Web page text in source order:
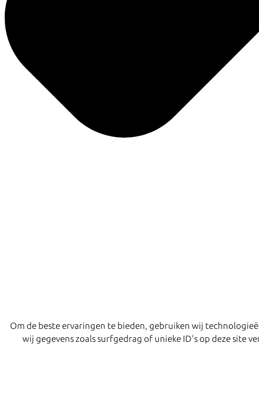
Om de beste ervaringen te bieden, gebruiken wij
wij gegevens zoals surfgedrag of unieke ID's op deze site